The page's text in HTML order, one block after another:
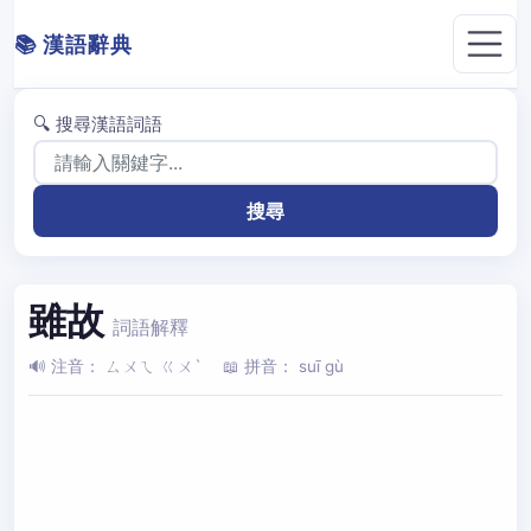
📚 漢語辭典
🔍 搜尋漢語詞語
雖故 詞語解釋
🔊 注音： ㄙㄨㄟ ㄍㄨˋ 📖 拼音： suī gù